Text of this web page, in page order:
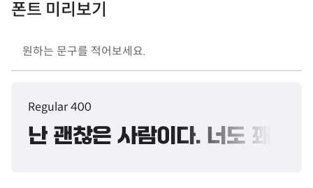
폰트 미리보기
Regular 400
난 괜찮은 사람이다. 너도 꽤 괜